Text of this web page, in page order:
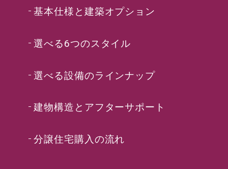
基本仕様と建築オプション
選べる6つのスタイル
選べる設備のラインナップ
建物構造とアフターサポート
分譲住宅購入の流れ